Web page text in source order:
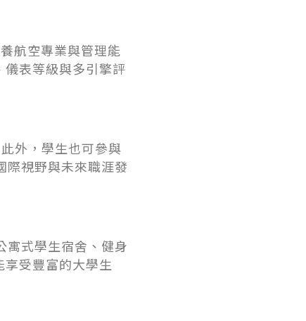
航空專業與管理能
表等級與多引擎評
外，學生也可參與
視野與未來職涯發
寓式學生宿舍、健身
受豐富的大學生